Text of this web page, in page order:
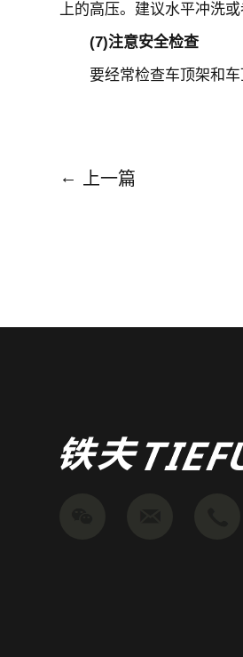
上的高压。建议水平冲洗或
(7)注意安全检查
要经常检查车顶架和车顶
← 上一篇